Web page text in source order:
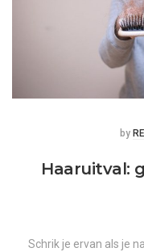
by
Haaruitval:
Schrik je ervan als je